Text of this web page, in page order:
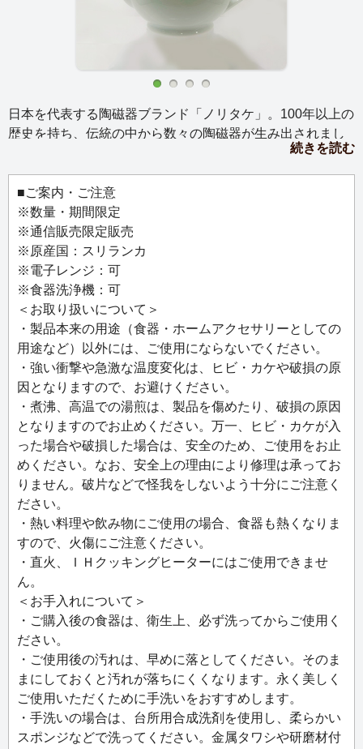
日本を代表する陶磁器ブランド「ノリタケ」。100年以上の
歴史を持ち、伝統の中から数々の陶磁器が生み出されまし
その中から、ホテルやレストランで使われるシンプルでク
ラシックなデザインをご紹介します。白く美しいシェイプ
は、どのような空間にも溶け込みオールマイティーにご使
用いただける高品質なテーブルウェアシリーズです。ファ
インポーセリン（白色硬質磁器）の持つ気品のある美しい
白さが際立ち、お茶の水色が映えます。
続きを読む
■ご案内・ご注意
※数量・期間限定
※通信販売限定販売
※原産国：スリランカ
※電子レンジ：可
※食器洗浄機：可
＜お取り扱いについて＞
・製品本来の用途（食器・ホームアクセサリーとしての
用途など）以外には、ご使用にならないでください。
・強い衝撃や急激な温度変化は、ヒビ・カケや破損の原
因となりますので、お避けください。
・煮沸、高温での湯煎は、製品を傷めたり、破損の原因
となりますのでお止めください。万一、ヒビ・カケが入
った場合や破損した場合は、安全のため、ご使用をお止
めください。なお、安全上の理由により修理は承ってお
りません。破片などで怪我をしないよう十分にご注意く
ださい。
・熱い料理や飲み物にご使用の場合、食器も熱くなりま
すので、火傷にご注意ください。
・直火、ＩＨクッキングヒーターにはご使用できませ
ん。
＜お手入れについて＞
・ご購入後の食器は、衛生上、必ず洗ってからご使用く
ださい。
・ご使用後の汚れは、早めに落としてください。そのま
まにしておくと汚れが落ちにくくなります。永く美しく
ご使用いただくために手洗いをおすすめします。
・手洗いの場合は、台所用合成洗剤を使用し、柔らかい
スポンジなどで洗ってください。金属タワシや研磨材付